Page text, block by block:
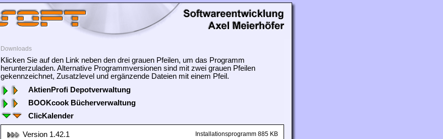
Downloads
Klicken Sie auf den Link neben den drei grauen Pfeilen, um das Programm
herunterzuladen. Alternative Programmversionen sind mit zwei grauen Pfeilen
gekennzeichnet, Zusatzlevel und ergänzende Dateien mit einem Pfeil.
AktienProfi Depotverwaltung
BOOKcook Bücherverwaltung
ClicKalender
Version 1.42.1 Installationsprogramm 885 KB